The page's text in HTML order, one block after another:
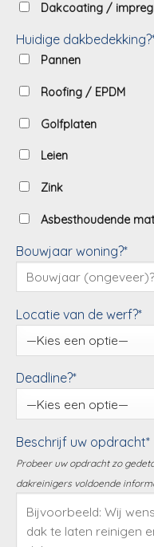
Dakcoating /
Huidige
Pannen
Roofing / EPDM
Golfplaten
Leien
Zink
Asbesthoudende
Bouwjaar woning?*
Locatie van de werf?*
Deadline?*
Beschrijf uw opdracht*
Probeer uw opdracht zo
dakreinigers voldoende